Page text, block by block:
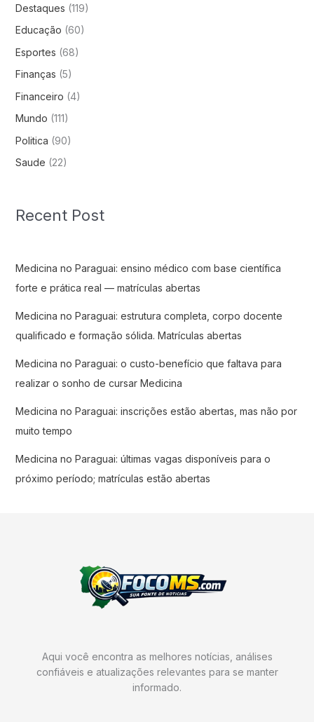
Destaques (119)
Educação (60)
Esportes (68)
Finanças (5)
Financeiro (4)
Mundo (111)
Politica (90)
Saude (22)
Recent Post
Medicina no Paraguai: ensino médico com base científica
forte e prática real — matrículas abertas
Medicina no Paraguai: estrutura completa, corpo docente
qualificado e formação sólida. Matrículas abertas
Medicina no Paraguai: o custo-benefício que faltava para
realizar o sonho de cursar Medicina
Medicina no Paraguai: inscrições estão abertas, mas não por
muito tempo
Medicina no Paraguai: últimas vagas disponíveis para o
próximo período; matrículas estão abertas
Aqui você encontra as melhores notícias, análises
confiáveis e atualizações relevantes para se manter
informado.